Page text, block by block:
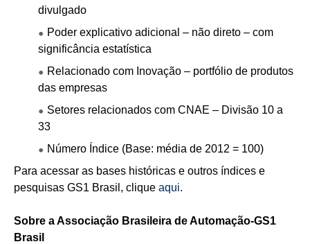
divulgado
Poder explicativo adicional – não direto – com
significância estatística
Relacionado com Inovação – portfólio de produtos
das empresas
Setores relacionados com CNAE – Divisão 10 a
33
Número Índice (Base: média de 2012 = 100)
Para acessar as bases históricas e outros índices e
pesquisas GS1 Brasil, clique aqui.
Sobre a Associação Brasileira de Automação-GS1
Brasil